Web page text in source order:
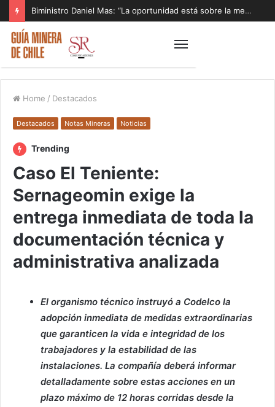
Biministro Daniel Mas: “La oportunidad está sobre la mesa y tenemos que aprovecharla”
Home / Destacados
Destacados Notas Mineras Noticias
Trending
Caso El Teniente:
Sernageomin exige la
entrega inmediata de toda la
documentación técnica y
administrativa analizada
El organismo técnico instruyó a Codelco la
adopción inmediata de medidas extraordinarias
que garanticen la vida e integridad de los
trabajadores y la estabilidad de las
instalaciones. La compañía deberá informar
detalladamente sobre estas acciones en un
plazo máximo de 12 horas corridas desde la